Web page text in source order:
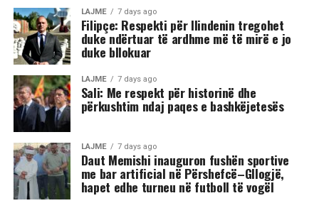
LAJME 7 days ago
Filipçe: Respekti për Ilindenin tregohet
duke ndërtuar të ardhme më të mirë e jo
duke bllokuar
LAJME 7 days ago
Sali: Me respekt për historinë dhe
përkushtim ndaj paqes e bashkëjetesës
LAJME 7 days ago
Daut Memishi inauguron fushën sportive
me bar artificial në Përshefcë–Gllogjë,
hapet edhe turneu në futboll të vogël